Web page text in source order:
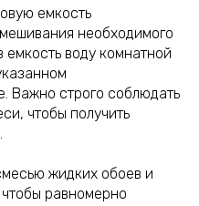
емкость
необходимого
емкость воду комнатной
Важно строго соблюдать
чтобы получить
жидких обоев и
равномерно